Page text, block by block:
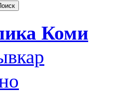
Коми